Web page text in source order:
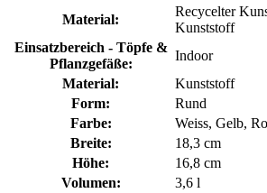
Material:
Recycelter
Kunststoff
Einsatzbereich - Töpfe &
Pflanzgefäße:
Indoor
Material:
Kunststoff
Form:
Rund
Farbe:
Weiss, Gelb,
Breite:
18,3 cm
Höhe:
16,8 cm
Volumen:
3,6 l